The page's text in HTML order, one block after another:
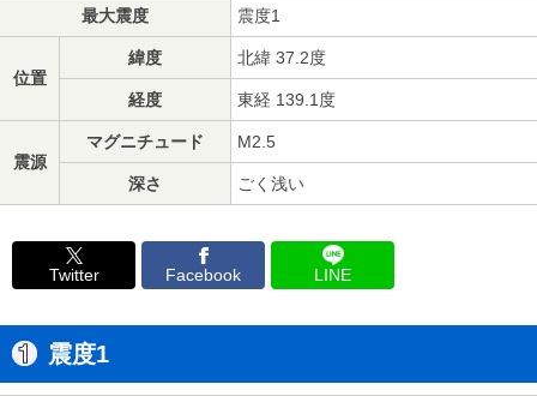
最大震度 震度1
位置
緯度 北緯 37.2度
経度 東経 139.1度
震源
マグニチュード M2.5
深さ ごく浅い
Twitter Facebook LINE
震度1